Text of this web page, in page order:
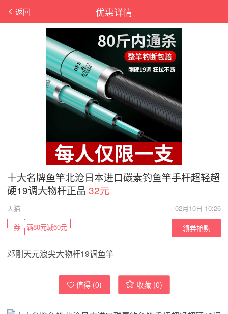
优惠详情
返回
十大名牌鱼竿北沧日本进口碳素钓鱼竿手杆超轻超
硬19调大物杆正品 32元
天猫
02月10日 10:26
满80元减60元
券 领券抢购
邓刚天元浪尖大物杆19调鱼竿
值得 (0) 收藏 (0)